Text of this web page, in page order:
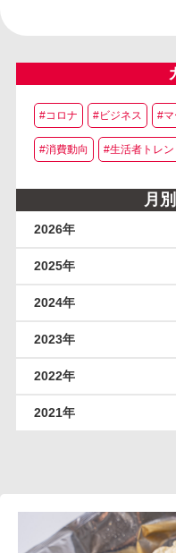
#コロナ #ビジネス #マ
#消費動向 #生活者トレン
月
2026年
2025年
2024年
2023年
2022年
2021年